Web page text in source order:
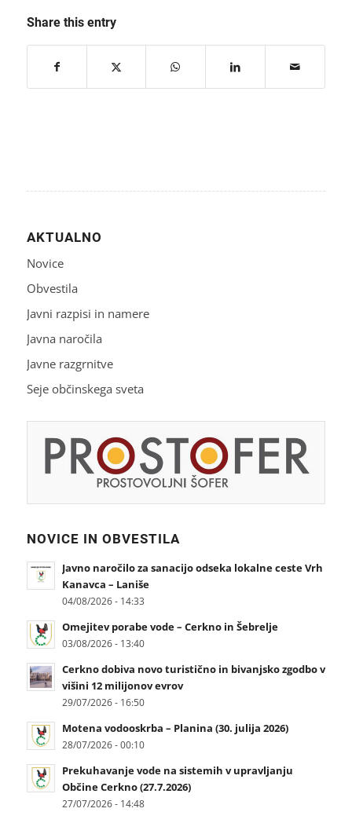
Share this entry
AKTUALNO
Novice
Obvestila
Javni razpisi in namere
Javna naročila
Javne razgrnitve
Seje občinskega sveta
NOVICE IN OBVESTILA
Javno naročilo za sanacijo odseka lokalne ceste Vrh
Kanavca – Laniše
04/08/2026 - 14:33
Omejitev porabe vode – Cerkno in Šebrelje
03/08/2026 - 13:40
Cerkno dobiva novo turistično in bivanjsko zgodbo v
višini 12 milijonov evrov
29/07/2026 - 16:50
Motena vodooskrba – Planina (30. julija 2026)
28/07/2026 - 00:10
Prekuhavanje vode na sistemih v upravljanju
Občine Cerkno (27.7.2026)
27/07/2026 - 14:48